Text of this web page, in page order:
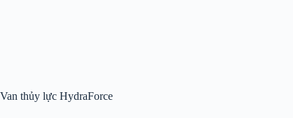
Van thủy lực HydraForce